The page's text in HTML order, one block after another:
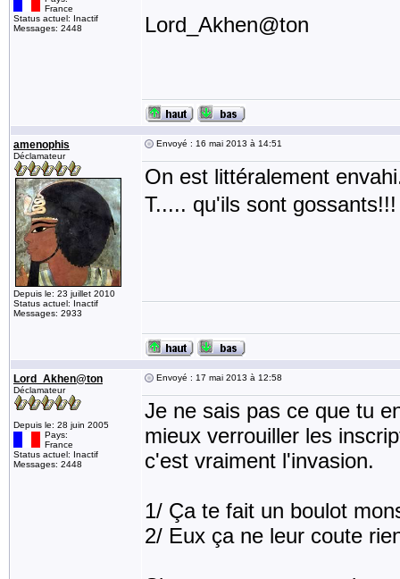
France
Status actuel: Inactif
Messages: 2448
Lord_Akhen@ton
amenophis
Déclamateur
Depuis le: 23 juillet 2010
Status actuel: Inactif
Messages: 2933
Envoyé : 16 mai 2013 à 14:51
On est littéralement
T..... qu'ils sont
Lord_Akhen@ton
Déclamateur
Depuis le: 28 juin 2005
Pays:
France
Status actuel: Inactif
Messages: 2448
Envoyé : 17 mai 2013 à 12:58
Je ne sais pas ce que tu
mieux verrouiller les
c'est vraiment l'invasion.
1/ Ça te fait un boulot
2/ Eux ça ne leur coute